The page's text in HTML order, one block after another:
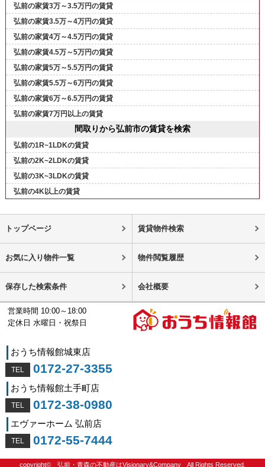
弘前の家賃3万～3.5万円の賃貸
弘前の家賃3.5万～4万円の賃貸
弘前の家賃4万～4.5万円の賃貸
弘前の家賃4.5万～5万円の賃貸
弘前の家賃5万～5.5万円の賃貸
弘前の家賃5.5万～6万円の賃貸
弘前の家賃6万～6.5万円の賃貸
弘前の家賃7万円以上の賃貸
間取りから弘前市の賃貸を検索
弘前の1R~1LDKの賃貸
弘前の2K~2LDKの賃貸
弘前の3K~3LDKの賃貸
弘前の4K以上の賃貸
トップページ 賃貸物件検索
お気に入り物件一覧 物件閲覧履歴
保存した検索条件 会社概要
営業時間 10:00～18:00
定休日 水曜日・祝祭日
おうち情報館城東店
0172-27-3355
おうち情報館土手町店
0172-38-0980
エヴァーホーム 弘前店
0172-55-7444
copyright© 弘前・青森の不動産はVisionary&Company All Rights Reserved.